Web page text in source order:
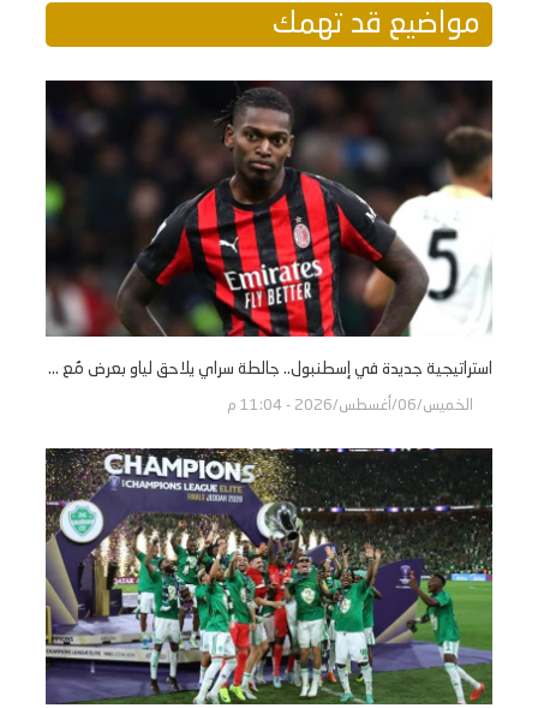
مواضيع قد تهمك
استراتيجية جديدة في إسطنبول.. جالطة سراي يلاحق لياو بعرض مُع ...
الخميس/06/أغسطس/2026 - 11:04 م